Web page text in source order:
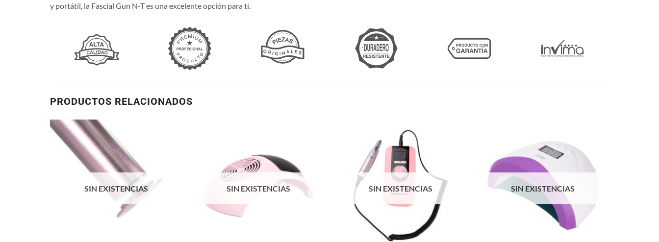
y portátil, la Fascial Gun N-T es una excelente opción para ti.
PRODUCTOS RELACIONADOS
SIN EXISTENCIAS SIN EXISTENCIAS SIN EXISTENCIAS SIN EXISTENCIAS